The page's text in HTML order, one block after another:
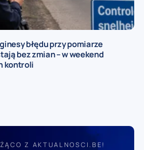
błędu przy pomiarze
bez zmian – w weekend
kontroli
Z AKTUALNOSCI.BE!